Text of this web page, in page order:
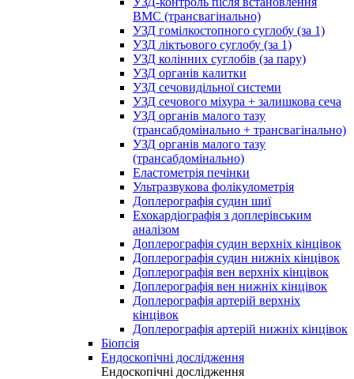
ВМС (трансвагінально)
УЗД гомілкостопного суглобу (за 1)
УЗД ліктьового суглобу (за 1)
УЗД колінних суглобів (за пару)
УЗД органів калитки
УЗД сечовидільної системи
УЗД сечового міхура + залишкова сеча
УЗД органів малого тазу
(трансабдомінально + трансвагінально)
УЗД органів малого тазу
(трансабдомінально)
Еластометрія печінки
Ультразвукова фолікулометрія
Доплерографія судин шиї
Ехокардіографія з доплерівським
аналізом
Доплерографія судин верхніх кінцівок
Доплерографія судин нижніх кінцівок
Доплерографія вен верхніх кінцівок
Доплерографія вен нижніх кінцівок
Доплерографія артерій верхніх
кінцівок
Доплерографія артерій нижніх кінцівок
Біопсія
Ендоскопічні дослідження
Ендоскопічні дослідження